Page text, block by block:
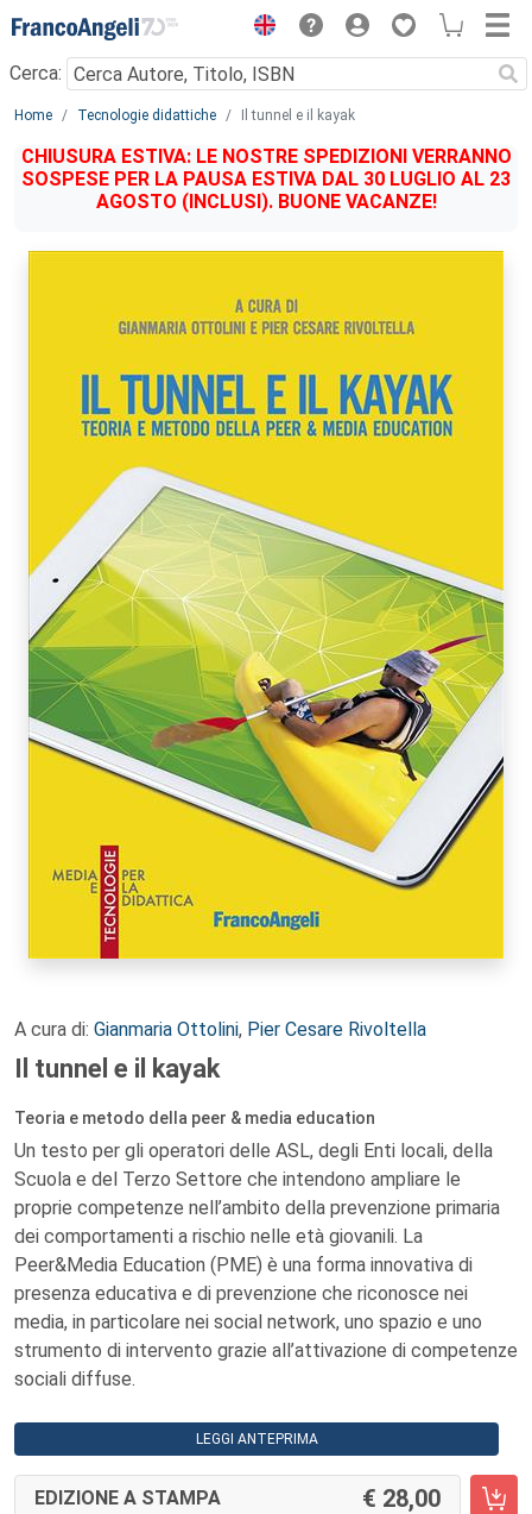
Menu
Cerca:
Main content
Home Tecnologie didattiche Il tunnel e il kayak
CHIUSURA ESTIVA: LE NOSTRE SPEDIZIONI VERRANNO
SOSPESE PER LA PAUSA ESTIVA DAL 30 LUGLIO AL 23
AGOSTO (INCLUSI). BUONE VACANZE!
A cura di: Gianmaria Ottolini, Pier Cesare Rivoltella
Il tunnel e il kayak
Teoria e metodo della peer & media education
Un testo per gli operatori delle ASL, degli Enti locali, della
Scuola e del Terzo Settore che intendono ampliare le
proprie competenze nell’ambito della prevenzione primaria
dei comportamenti a rischio nelle età giovanili. La
Peer&Media Education (PME) è una forma innovativa di
presenza educativa e di prevenzione che riconosce nei
media, in particolare nei social network, uno spazio e uno
strumento di intervento grazie all’attivazione di competenze
sociali diffuse.
LEGGI ANTEPRIMA
EDIZIONE A STAMPA 28,00